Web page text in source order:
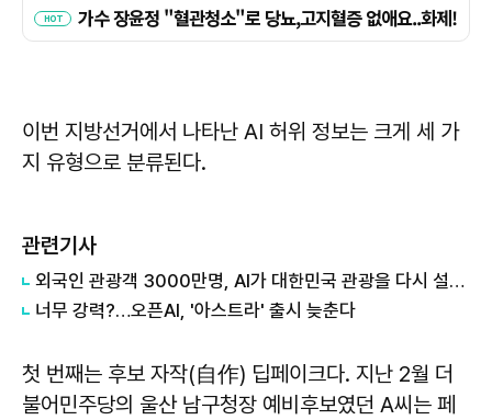
이번 지방선거에서 나타난 AI 허위 정보는 크게 세 가
지 유형으로 분류된다.
관련기사
외국인 관광객 3000만명, AI가 대한민국 관광을 다시 설계한다
너무 강력?…오픈AI, '아스트라' 출시 늦춘다
첫 번째는 후보 자작(自作) 딥페이크다. 지난 2월 더
불어민주당의 울산 남구청장 예비후보였던 A씨는 페